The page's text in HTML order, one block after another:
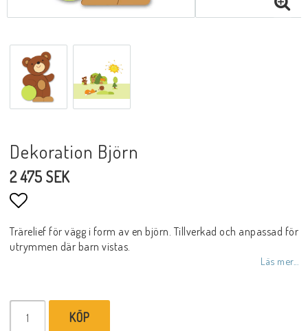
Dekoration Björn
2 475 SEK
Lägg till i favoritlistan
Trärelief för vägg i form av en björn. Tillverkad och anpassad för
utrymmen där barn vistas.
Läs mer...
KÖP